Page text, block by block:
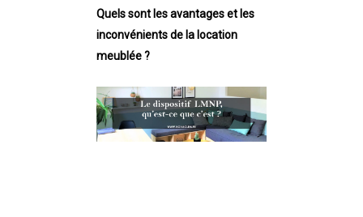
Quels sont les avantages et les
inconvénients de la location
meublée ?